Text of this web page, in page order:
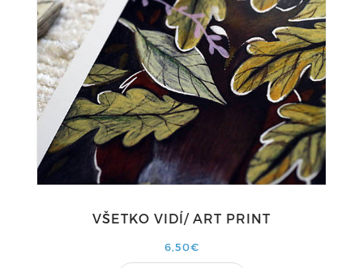
VŠETKO VIDÍ/ ART PRINT
6,50€